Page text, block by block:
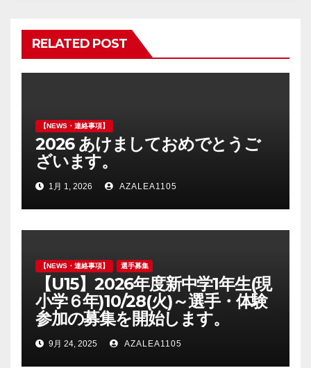
ョ
ン
RELATED POST
【NEWS・連絡事項】
2026 あけましておめでとうご
ざいます。
1月 1, 2026 AZALEA1105
【NEWS・連絡事項】 選手募集
【U15】2026年度新中学1年生(現
小学６年)10/28(火)～選手・体験
参加の募集を開始します。
9月 24, 2025 AZALEA1105